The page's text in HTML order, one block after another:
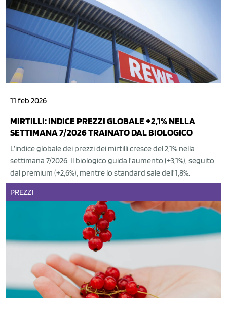
11 feb 2026
MIRTILLI: INDICE PREZZI GLOBALE +2,1% NELLA
SETTIMANA 7/2026 TRAINATO DAL BIOLOGICO
L’indice globale dei prezzi dei mirtilli cresce del 2,1% nella
settimana 7/2026. Il biologico guida l’aumento (+3,1%), seguito
dal premium (+2,6%), mentre lo standard sale dell’1,8%.
PREZZI